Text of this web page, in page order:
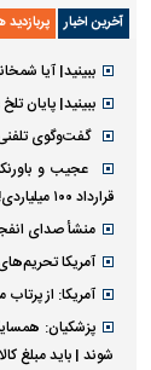
آخرین اخبار پربازدید
ببینید| آیا
ببینید| پایان
گفت‌وگوی تلفنی
قرارداد ۱۰۰ میلیاردی!
منشأ صدای
آمریکا
آمریکا: از
پزشکیان:
شوند | باید مبلغ